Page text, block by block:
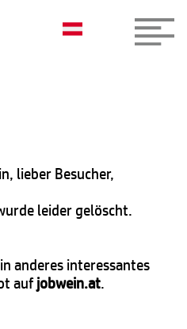
lieber Besucher,
leider gelöscht.
anderes interessantes
aufjobwein.at.